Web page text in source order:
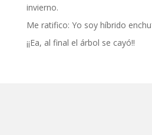
invierno.
Me ratifico: Yo soy híbrido
¡¡Ea, al final el árbol se cayó!!